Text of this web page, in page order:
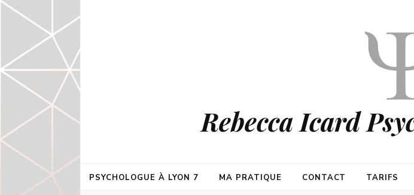
Rebecca Icard
PSYCHOLOGUE À LYON 7 MA PRATIQUE CONTACT TARIFS